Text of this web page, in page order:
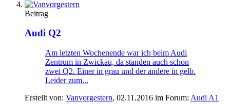
Beitrag
Audi Q2
Am letzten Wochenende war ich beim Audi
Zentrum in Zwickau, da standen auch schon
zwei Q2. Einer in grau und der andere in gelb.
Leider zum...
Erstellt von: Vanvorgestern, 02.11.2016 im Forum: Audi A1